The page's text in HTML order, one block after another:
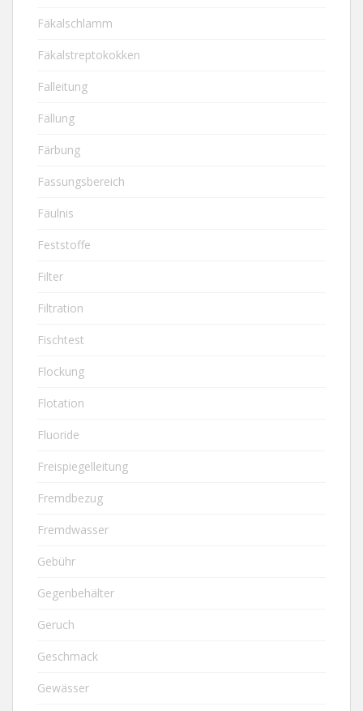
Fäkalschlamm
Fäkalstreptokokken
Falleitung
Fällung
Färbung
Fassungsbereich
Fäulnis
Feststoffe
Filter
Filtration
Fischtest
Flockung
Flotation
Fluoride
Freispiegelleitung
Fremdbezug
Fremdwasser
Gebühr
Gegenbehälter
Geruch
Geschmack
Gewässer